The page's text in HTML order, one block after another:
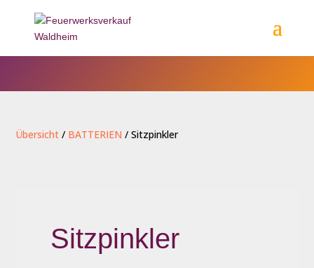
Übersicht / BATTERIEN / Sitzpinkler
Sitzpinkler